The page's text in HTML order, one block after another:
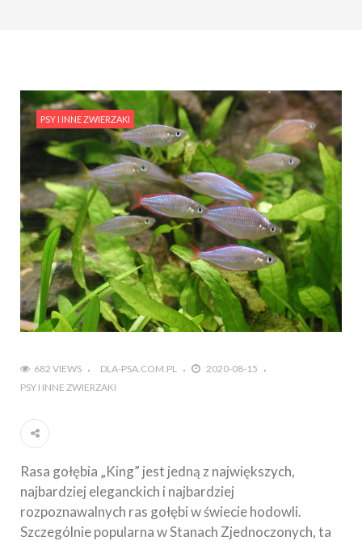
PSY I INNE ZWIERZAKI
682 VIEWS DLA-PSA.COM.PL
2020-08-15
PSY I INNE ZWIERZAKI
Rasa gołębia „King” jest jedną z największych,
najbardziej eleganckich i najbardziej
rozpoznawalnych ras gołębi w świecie hodowli.
Szczególnie popularna w Stanach Zjednoczonych, ta